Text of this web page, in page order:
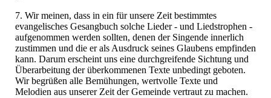
7. Wir meinen, dass in ein für unsere Zeit bestimmtes
evangelisches Gesangbuch solche Lieder - und Liedstrophen -
aufgenommen werden sollten, denen der Singende innerlich
zustimmen und die er als Ausdruck seines Glaubens empfinden
kann. Darum erscheint uns eine durchgreifende Sichtung und
Überarbeitung der überkommenen Texte unbedingt geboten.
Wir begrüßen alle Bemühungen, wertvolle Texte und
Melodien aus unserer Zeit der Gemeinde vertraut zu machen.